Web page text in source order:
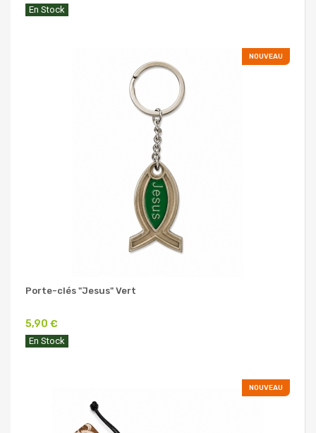
En Stock
NOUVEAU
Porte-clés "Jesus" Vert
5,90 €
En Stock
NOUVEAU